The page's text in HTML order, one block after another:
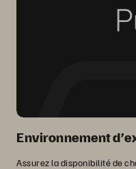
Environnement
Assurez la disponibilité de